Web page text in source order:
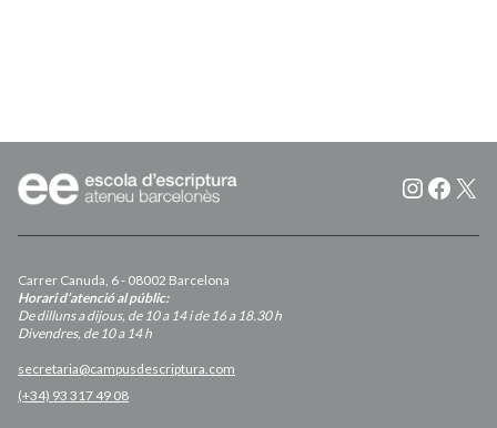
X
Carrer Canuda, 6 - 08002 Barcelona
Horari d’atenció al públic:
De dilluns a dijous, de 10 a 14 i de 16 a 18.30 h
Divendres, de 10 a 14 h
secretaria@campusdescriptura.com
(+34) 93 317 49 08